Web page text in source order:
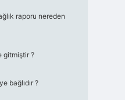
raporu nereden
gitmiştir ?
bağlıdır ?